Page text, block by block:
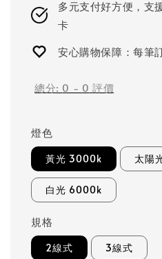
多元支付好方便，支
卡
安心購物保障：每筆
總分: 0 - 0 評價
燈色
黃光 3000k 太陽
白光 6000k
規格
2線式 3線式